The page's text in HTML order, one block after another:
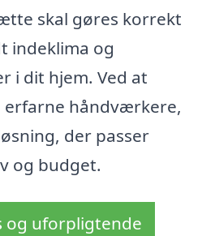
skal gøres korrekt
indeklima og
i dit hjem. Ved at
håndværkere,
der passer
og budget.
og uforpligtende